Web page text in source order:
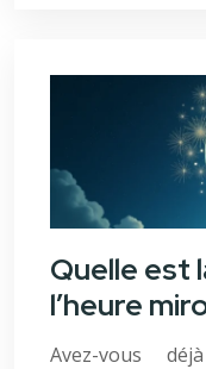
Quelle est
l’heure
Avez-vous